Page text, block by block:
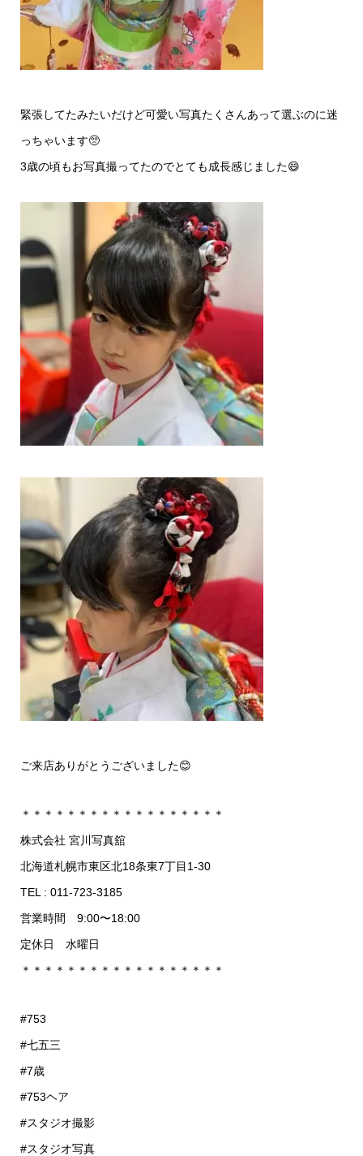
緊張してたみたいだけど可愛い写真たくさんあって選ぶのに迷
っちゃいます🥺
3歳の頃もお写真撮ってたのでとても成長感じました😄
ご来店ありがとうございました😊
＊＊＊＊＊＊＊＊＊＊＊＊＊＊＊＊＊＊
株式会社 宮川写真舘
北海道札幌市東区北18条東7丁目1-30
TEL : 011-723-3185
営業時間 9:00〜18:00
定休日 水曜日
＊＊＊＊＊＊＊＊＊＊＊＊＊＊＊＊＊＊
#753
#七五三
#7歳
#753ヘア
#スタジオ撮影
#スタジオ写真